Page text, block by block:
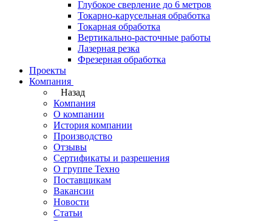
Глубокое сверление до 6 метров
Токарно-карусельная обработка
Токарная обработка
Вертикально-расточные работы
Лазерная резка
Фрезерная обработка
Проекты
Компания
Назад
Компания
О компании
История компании
Производство
Отзывы
Сертификаты и разрешения
О группе Техно
Поставщикам
Вакансии
Новости
Статьи